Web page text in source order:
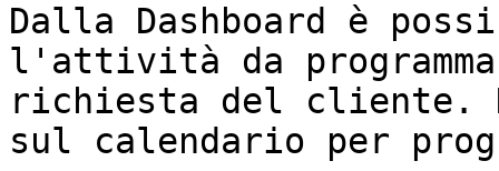
Dalla Dashboard è
l'attività da
richiesta del cliente.
sul calendario per